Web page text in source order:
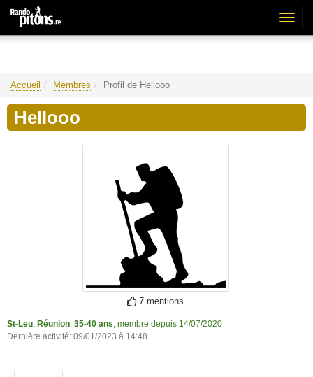
Accueil Membres Profil de Hellooo
Hellooo
7 mentions
St-Leu Réunion 35-40 ans , membre depuis 14/07/2020
Dernière activité: 09/01/2023 à 14:48